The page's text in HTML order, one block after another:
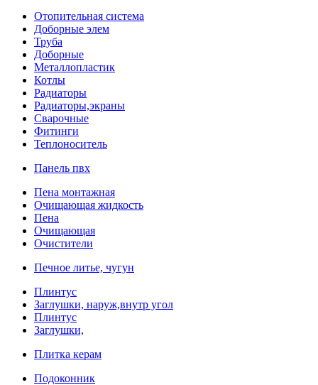
Отопительная система
Доборные элем
Труба
Доборные
Металлопластик
Котлы
Радиаторы
Радиаторы,экраны
Сварочные
Фитинги
Теплоноситель
Панель пвх
Пена монтажная
Очищающая жидкость
Пена
Очищающая
Очистители
Печное литье, чугун
Плинтус
Заглушки, наруж,внутр угол
Плинтус
Заглушки,
Плитка керам
Подоконник